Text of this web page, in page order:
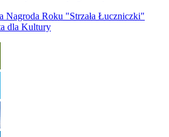
Nagroda Roku "Strzała Łuczniczki"
dla Kultury